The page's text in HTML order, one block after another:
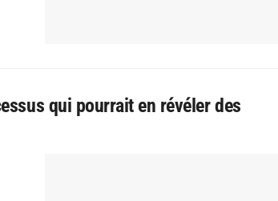
qui pourrait en révéler des